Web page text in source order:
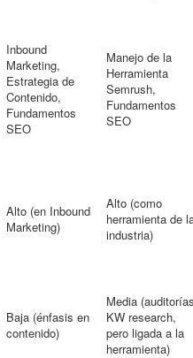
Inbound
Marketing,
Estrategia de
Contenido,
Fundamentos
SEO
Manejo de la
Herramienta
Semrush,
Fundamentos
SEO
Alto (en Inbound
Marketing)
Alto (como
herramienta de
industria)
Baja (énfasis en
contenido)
Media
KW research,
pero ligada a la
herramienta)